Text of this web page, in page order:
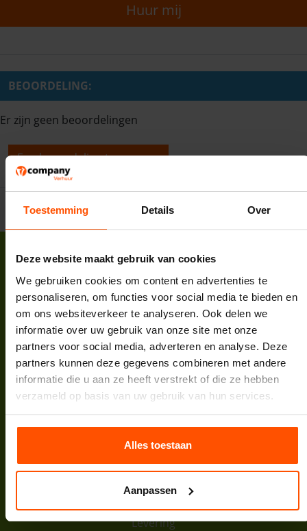
Toestemming Details Over
Deze website maakt gebruik van cookies
We gebruiken cookies om content en advertenties te
personaliseren, om functies voor social media te bieden en
om ons websiteverkeer te analyseren. Ook delen we
informatie over uw gebruik van onze site met onze
partners voor social media, adverteren en analyse. Deze
partners kunnen deze gegevens combineren met andere
informatie die u aan ze heeft verstrekt of die ze hebben
verzameld op basis van uw gebruik van hun services.
Alles toestaan
Aanpassen
Huur mij
BEOORDELING:
Er zijn geen beoordelingen
Een beoordeling toevoegen
Vcompany B.V.
Korte Zuwe 2
3985 SM Werkhoven
Tel: 088 398 5000
E-mail:
info@vcompany.nl
62732498
NL64INGB0007974208
Contact
Over ons
Levering